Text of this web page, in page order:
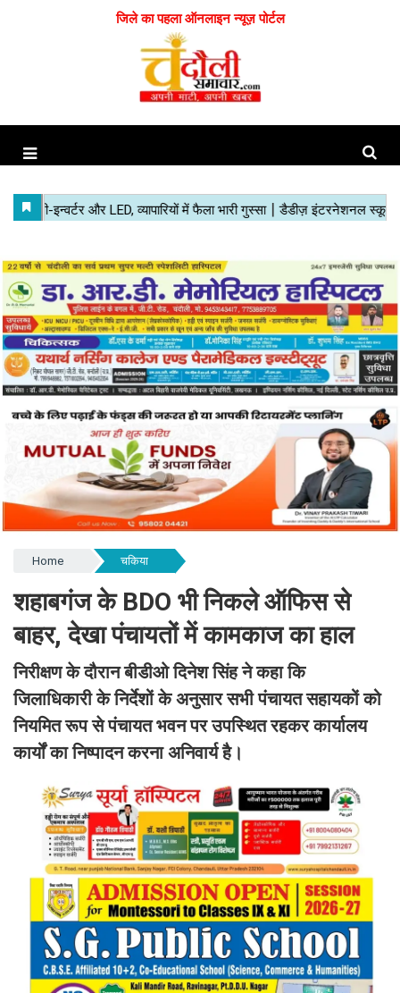
जिले का पहला ऑनलाइन न्यूज़ पोर्टल
Home चकिया
शहाबगंज के BDO भी निकले ऑफिस से
बाहर, देखा पंचायतों में कामकाज का हाल
निरीक्षण के दौरान बीडीओ दिनेश सिंह ने कहा कि
जिलाधिकारी के निर्देशों के अनुसार सभी पंचायत सहायकों को
नियमित रूप से पंचायत भवन पर उपस्थित रहकर कार्यालय
कार्यों का निष्पादन करना अनिवार्य है।